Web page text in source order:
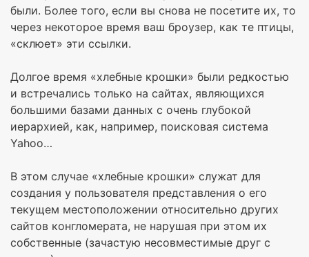
были. Более того, если вы снова не посетите их, то
через некоторое время ваш броузер, как те птицы,
«склюет» эти ссылки.
Долгое время «хлебные крошки» были редкостью
и встречались только на сайтах, являющихся
большими базами данных с очень глубокой
иерархией, как, например, поисковая система
Yahoo…
В этом случае «хлебные крошки» служат для
создания у пользователя представления о его
текущем местоположении относительно других
сайтов конгломерата, не нарушая при этом их
собственные (зачастую несовместимые друг с